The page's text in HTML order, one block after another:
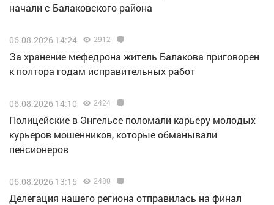
начали с Балаковского района
06.08.2026 14:24 2912
За хранение мефедрона житель Балакова приговорен
к полтора годам исправительных работ
06.08.2026 14:10 2424
Полицейские в Энгельсе поломали карьеру молодых
курьеров мошенников, которые обманывали
пенсионеров
06.08.2026 13:15 2480
Делегация нашего региона отправилась на финал